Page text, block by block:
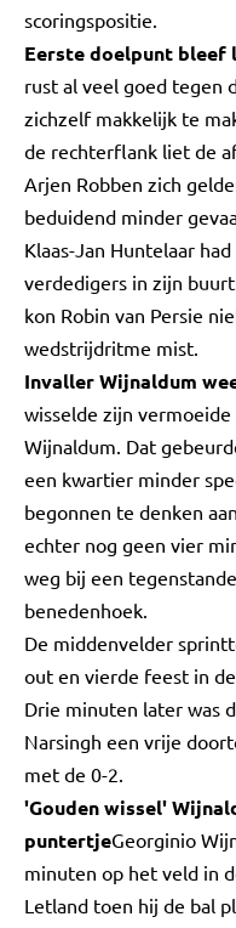
scoringspositie.
Eerste doelpunt bleef
rust al veel goed tegen
zichzelf makkelijk te
de rechterflank liet de
Arjen Robben zich
beduidend minder
Klaas-Jan Huntelaar
verdedigers in zijn
kon Robin van Persie
wedstrijdritme mist.
Invaller Wijnaldum
wisselde zijn
Wijnaldum. Dat
een kwartier minder
begonnen te denken
echter nog geen vier
weg bij een
benedenhoek.
De middenvelder
out en vierde feest in
Drie minuten later was
Narsingh een vrije
met de 0-2.
'Gouden wissel'
puntertjeGeorginio
minuten op het veld in
Letland toen hij de bal